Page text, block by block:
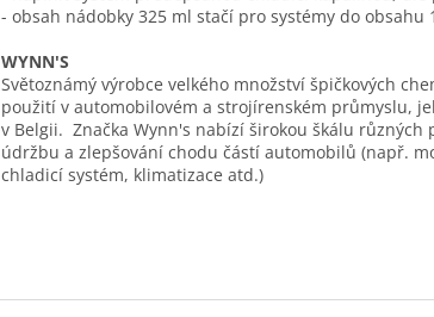
- obsah nádobky 325 ml stačí pro systémy do obsahu
WYNN'S
Světoznámý výrobce velkého množství špičkových
použití v automobilovém a strojírenském průmyslu,
v Belgii. Značka Wynn's nabízí širokou škálu různých
údržbu a zlepšování chodu částí automobilů (např.
chladicí systém, klimatizace atd.)